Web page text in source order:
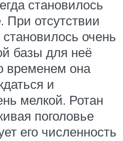
становилось
При отсутствии
очень
базы для неё
временем она
и
мелкой. Ротан
поголовье
его численность